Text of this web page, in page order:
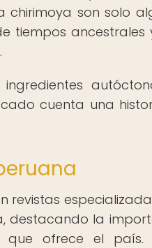
son solo
tiempos ancestrales
cuenta una
revistas
destacando la
ofrece el país.